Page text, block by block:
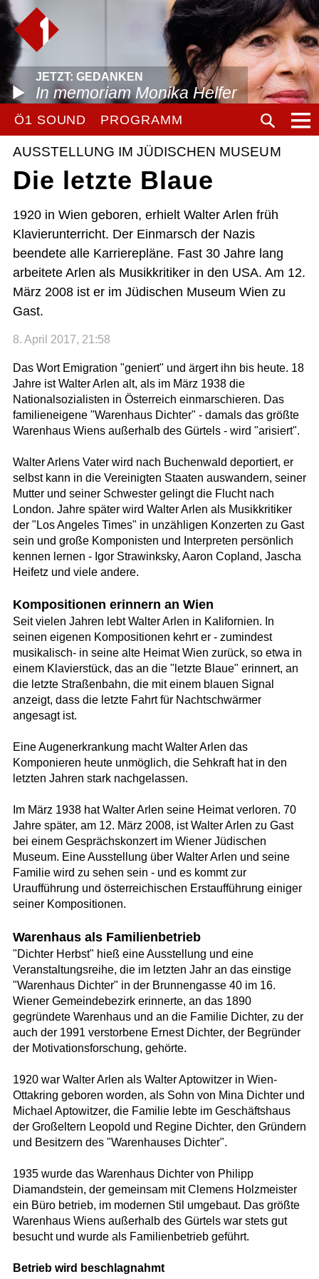
JETZT: GEDANKEN
In memoriam Monika Helfer
Ö1 SOUND PROGRAMM
AUSSTELLUNG IM JÜDISCHEN MUSEUM
Die letzte Blaue
1920 in Wien geboren, erhielt Walter Arlen früh
Klavierunterricht. Der Einmarsch der Nazis
beendete alle Karrierepläne. Fast 30 Jahre lang
arbeitete Arlen als Musikkritiker in den USA. Am 12.
März 2008 ist er im Jüdischen Museum Wien zu
Gast.
8. April 2017, 21:58
Das Wort Emigration "geniert" und ärgert ihn bis heute. 18
Jahre ist Walter Arlen alt, als im März 1938 die
Nationalsozialisten in Österreich einmarschieren. Das
familieneigene "Warenhaus Dichter" - damals das größte
Warenhaus Wiens außerhalb des Gürtels - wird "arisiert".
Walter Arlens Vater wird nach Buchenwald deportiert, er
selbst kann in die Vereinigten Staaten auswandern, seiner
Mutter und seiner Schwester gelingt die Flucht nach
London. Jahre später wird Walter Arlen als Musikkritiker
der "Los Angeles Times" in unzähligen Konzerten zu Gast
sein und große Komponisten und Interpreten persönlich
kennen lernen - Igor Strawinksky, Aaron Copland, Jascha
Heifetz und viele andere.
Kompositionen erinnern an Wien
Seit vielen Jahren lebt Walter Arlen in Kalifornien. In
seinen eigenen Kompositionen kehrt er - zumindest
musikalisch- in seine alte Heimat Wien zurück, so etwa in
einem Klavierstück, das an die "letzte Blaue" erinnert, an
die letzte Straßenbahn, die mit einem blauen Signal
anzeigt, dass die letzte Fahrt für Nachtschwärmer
angesagt ist.
Eine Augenerkrankung macht Walter Arlen das
Komponieren heute unmöglich, die Sehkraft hat in den
letzten Jahren stark nachgelassen.
Im März 1938 hat Walter Arlen seine Heimat verloren. 70
Jahre später, am 12. März 2008, ist Walter Arlen zu Gast
bei einem Gesprächskonzert im Wiener Jüdischen
Museum. Eine Ausstellung über Walter Arlen und seine
Familie wird zu sehen sein - und es kommt zur
Uraufführung und österreichischen Erstaufführung einiger
seiner Kompositionen.
Warenhaus als Familienbetrieb
"Dichter Herbst" hieß eine Ausstellung und eine
Veranstaltungsreihe, die im letzten Jahr an das einstige
"Warenhaus Dichter" in der Brunnengasse 40 im 16.
Wiener Gemeindebezirk erinnerte, an das 1890
gegründete Warenhaus und an die Familie Dichter, zu der
auch der 1991 verstorbene Ernest Dichter, der Begründer
der Motivationsforschung, gehörte.
1920 war Walter Arlen als Walter Aptowitzer in Wien-
Ottakring geboren worden, als Sohn von Mina Dichter und
Michael Aptowitzer, die Familie lebte im Geschäftshaus
der Großeltern Leopold und Regine Dichter, den Gründern
und Besitzern des "Warenhauses Dichter".
1935 wurde das Warenhaus Dichter von Philipp
Diamandstein, der gemeinsam mit Clemens Holzmeister
ein Büro betrieb, im modernen Stil umgebaut. Das größte
Warenhaus Wiens außerhalb des Gürtels war stets gut
besucht und wurde als Familienbetrieb geführt.
Betrieb wird beschlagnahmt